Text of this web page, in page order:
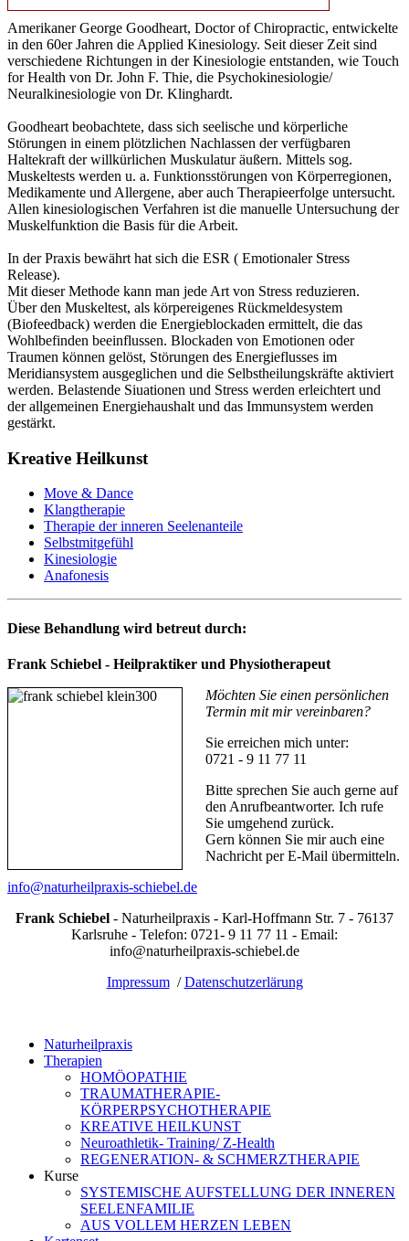
Amerikaner George Goodheart, Doctor of Chiropractic, entwickelte
in den 60er Jahren die Applied Kinesiology. Seit dieser Zeit sind
verschiedene Richtungen in der Kinesiologie entstanden, wie Touch
for Health von Dr. John F. Thie, die Psychokinesiologie/
Neuralkinesiologie von Dr. Klinghardt.
Goodheart beobachtete, dass sich seelische und körperliche
Störungen in einem plötzlichen Nachlassen der verfügbaren
Haltekraft der willkürlichen Muskulatur äußern. Mittels sog.
Muskeltests werden u. a. Funktionsstörungen von Körperregionen,
Medikamente und Allergene, aber auch Therapieerfolge untersucht.
Allen kinesiologischen Verfahren ist die manuelle Untersuchung der
Muskelfunktion die Basis für die Arbeit.
In der Praxis bewährt hat sich die ESR ( Emotionaler Stress
Release).
Mit dieser Methode kann man jede Art von Stress reduzieren.
Über den Muskeltest, als körpereigenes Rückmeldesystem
(Biofeedback) werden die Energieblockaden ermittelt, die das
Wohlbefinden beeinflussen. Blockaden von Emotionen oder
Traumen können gelöst, Störungen des Energieflusses im
Meridiansystem ausgeglichen und die Selbstheilungskräfte aktiviert
werden. Belastende Siuationen und Stress werden erleichtert und
der allgemeinen Energiehaushalt und das Immunsystem werden
gestärkt.
Kreative Heilkunst
Move & Dance
Klangtherapie
Therapie der inneren Seelenanteile
Selbstmitgefühl
Kinesiologie
Anafonesis
Diese Behandlung wird betreut durch:
Frank Schiebel - Heilpraktiker und Physiotherapeut
Möchten Sie einen persönlichen
Termin mit mir vereinbaren?
Sie erreichen mich unter:
0721 - 9 11 77 11
Bitte sprechen Sie auch gerne auf
den Anrufbeantworter. Ich rufe
Sie umgehend zurück.
Gern können Sie mir auch eine
Nachricht per E-Mail übermitteln.
info@naturheilpraxis-schiebel.de
Frank Schiebel - Naturheilpraxis - Karl-Hoffmann Str. 7 - 76137
Karlsruhe - Telefon: 0721- 9 11 77 11 - Email:
info@naturheilpraxis-schiebel.de
Impressum/Datenschutzerlärung
Naturheilpraxis
Therapien
HOMÖOPATHIE
TRAUMATHERAPIE-
KÖRPERPSYCHOTHERAPIE
KREATIVE HEILKUNST
Neuroathletik- Training/ Z-Health
REGENERATION- & SCHMERZTHERAPIE
Kurse
SYSTEMISCHE AUFSTELLUNG DER INNEREN
SEELENFAMILIE
AUS VOLLEM HERZEN LEBEN